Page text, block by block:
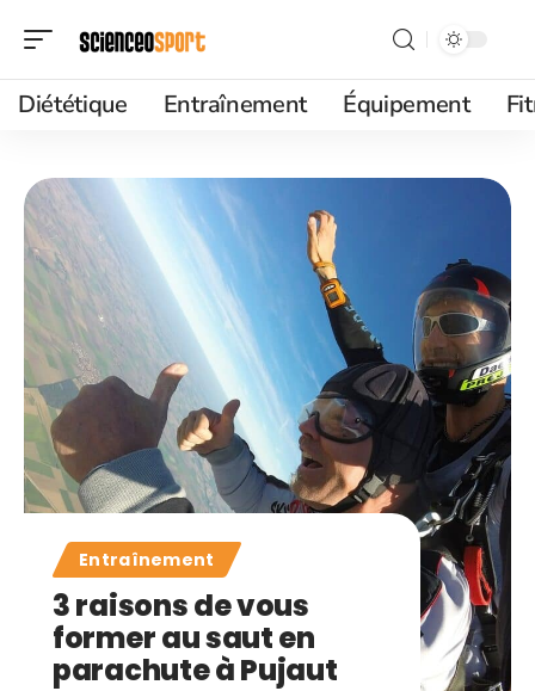
Diététique Entraînement Équipement
Entraînement
3 raisons de vous
former au saut en
parachute à Pujaut